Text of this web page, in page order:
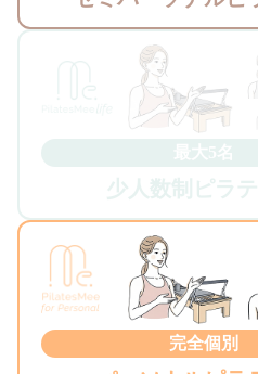
最大5名
少人数制ピラ
完全個別